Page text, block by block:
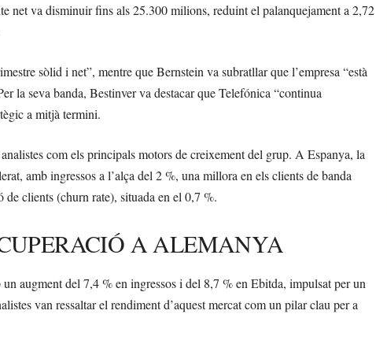
net va disminuir fins als 25.300 milions, reduint el palanquejament a 2,72
sòlid i net”, mentre que Bernstein va subratllar que l’empresa “està
la seva banda, Bestinver va destacar que Telefónica “continua
a mitjà termini.
com els principals motors de creixement del grup. A Espanya, la
amb ingressos a l’alça del 2 %, una millora en els clients de banda
clients (churn rate), situada en el 0,7 %.
A ALEMANYA
augment del 7,4 % en ingressos i del 8,7 % en Ebitda, impulsat per un
van ressaltar el rendiment d’aquest mercat com un pilar clau per a